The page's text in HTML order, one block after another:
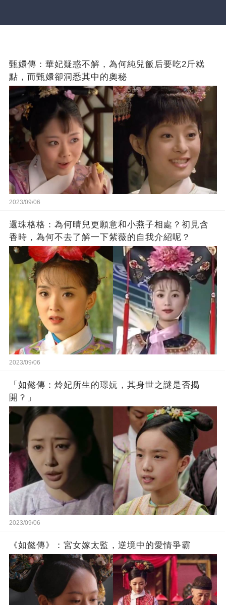
甄嬛傳：華妃疑惑不解，為何純兒飯后要吃2斤糕
點，而甄嬛卻洞悉其中的奧秘
2023/09/06
還珠格格：為何晴兒更願意和小燕子相處？初見含
香時，為何不去了解一下紫薇的自我介紹呢？
2023/09/06
「如懿傳：炩妃所生的璟妧，其身世之謎是否揭
開？」
2023/09/06
《如懿傳》：宮女嫁太監，逆境中的愛情爭霸